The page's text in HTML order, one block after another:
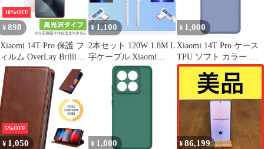
10%OFF
¥ 898
Xiaomi 14T Pro 保護 フ
ィルム OverLay Brilliant
for シャオミー スマー
トフォン 液晶保護 指紋
がつきにくい 指紋防止
高光沢
¥1,100
2本セット 120W 1.8M L
字ケーブル Xiaomi
Redmi 互換
¥ 1,000
Xiaomi 14T Pro ケース
TPU ソフト カラー ケ
ース 【Color】グレー
5%OFF
¥ 1,050 ¥ 1,000 ¥86,199